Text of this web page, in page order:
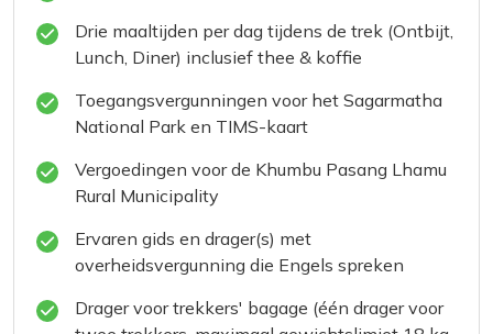
Drie maaltijden per dag tijdens de trek (Ontbijt,
Lunch, Diner) inclusief thee & koffie
Toegangsvergunningen voor het Sagarmatha
National Park en TIMS-kaart
Vergoedingen voor de Khumbu Pasang Lhamu
Rural Municipality
Ervaren gids en drager(s) met
overheidsvergunning die Engels spreken
Drager voor trekkers' bagage (één drager voor